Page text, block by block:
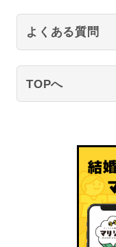
よくある質問
TOPへ